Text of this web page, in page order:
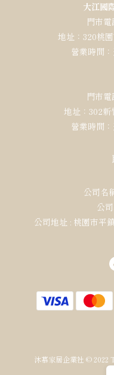
大江國
門市
地址：320桃
營業時間
門市
地址：302新
營業時間
公司名
公
公司地址 : 桃園市平
沐慕家居企業社 ©